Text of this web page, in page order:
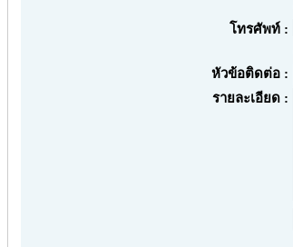
โทรศัพท์ :
หัวข้อติดต่อ :
รายละเอียด :